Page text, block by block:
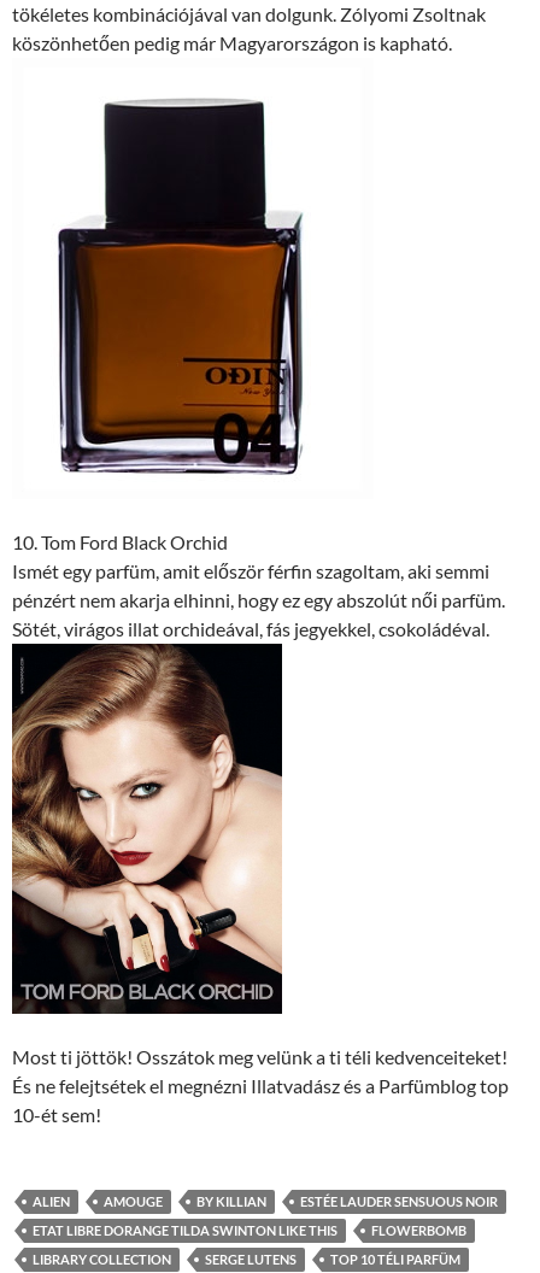
tökéletes kombinációjával van dolgunk. Zólyomi Zsoltnak
köszönhetően pedig már Magyarországon is kapható.
10. Tom Ford Black Orchid
Ismét egy parfüm, amit először férfin szagoltam, aki semmi
pénzért nem akarja elhinni, hogy ez egy abszolút női parfüm.
Sötét, virágos illat orchideával, fás jegyekkel, csokoládéval.
Most ti jöttök! Osszátok meg velünk a ti téli kedvenceiteket!
És ne felejtsétek el megnézni Illatvadász és a Parfümblog top
10-ét sem!
ALIEN AMOUGE BY KILLIAN
ESTÉE LAUDER SENSUOUS NOIR
ETAT LIBRE DORANGE TILDA SWINTON LIKE THIS
FLOWERBOMB
LIBRARY COLLECTION
SERGE LUTENS TOP 10 TÉLI PARFÜM